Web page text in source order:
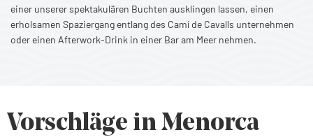
einer unserer spektakulären Buchten ausklingen lassen, einen
erholsamen Spaziergang entlang des Camí de Cavalls unternehmen
oder einen Afterwork-Drink in einer Bar am Meer nehmen.
Vorschläge in Menorca